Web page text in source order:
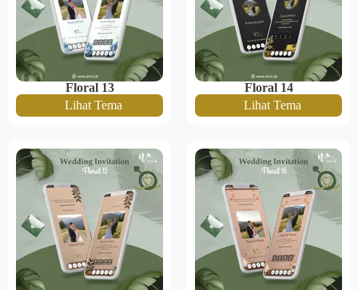
Floral 13
Lihat Tema
Floral 14
Lihat Tema